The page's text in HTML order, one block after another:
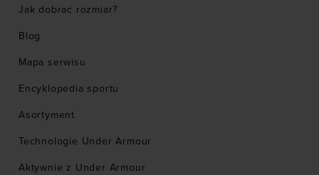
Jak dobrać rozmiar?
Blog
Mapa serwisu
Encyklopedia sportu
Asortyment
Technologie Under Armour
Aktywnie z Under Armour